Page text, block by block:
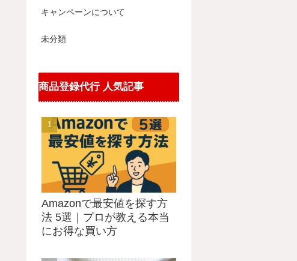
キャンペーンについて
未分類
商品登録代行 人気記事
Amazonで最安値を探す方
法 5選｜プロが教える本当
にお得な買い方